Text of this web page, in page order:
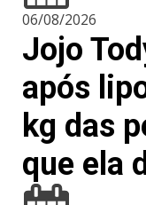
06/08/2026
Jojo
após
kg das
que ela